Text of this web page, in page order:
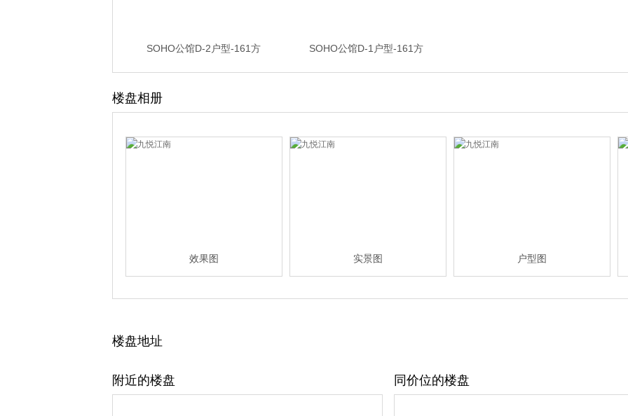
SOHO公馆D-2户型-161方 SOHO公馆D-1户型-161方
楼盘相册
效果图 实景图 户型图
楼盘地址
附近的楼盘 同价位的楼盘